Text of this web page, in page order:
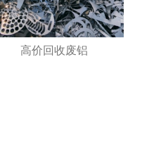
高价回收废铝